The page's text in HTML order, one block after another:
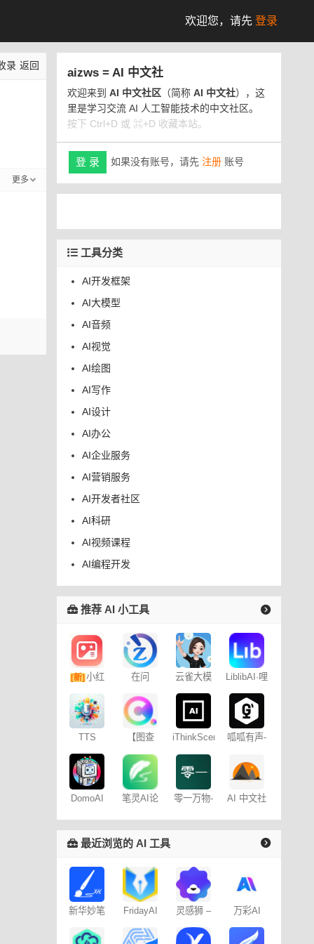
欢迎您， 请先 登录
录 返回
更多
aizws = AI 中文社
欢迎来到 AI 中文社区 （简称 AI 中文社），这
里是学习交流 AI 人工智能技术的中文社区。
按下 Ctrl+D 或 ⌘+D 收藏本站。
登 录 如果没有账号，请先 注册 账号
工具分类
AI开发框架
AI大模型
AI音频
AI视觉
AI绘图
AI写作
AI设计
AI办公
AI企业服务
AI营销服务
AI开发者社区
AI科研
AI视频课程
AI编程开发
推荐 AI 小工具
[新] 小红
书图文笔
记
在问
云雀大模
LiblibAI·哩
TTS
【图查
版权查询
神器
iThinkScene
呱呱有声-
DomoAI
笔灵AI论
零一万物-
AI 中文社
最近浏览的 AI 工具
新华妙笔
FridayAI
灵感狮 –
作
万彩AI